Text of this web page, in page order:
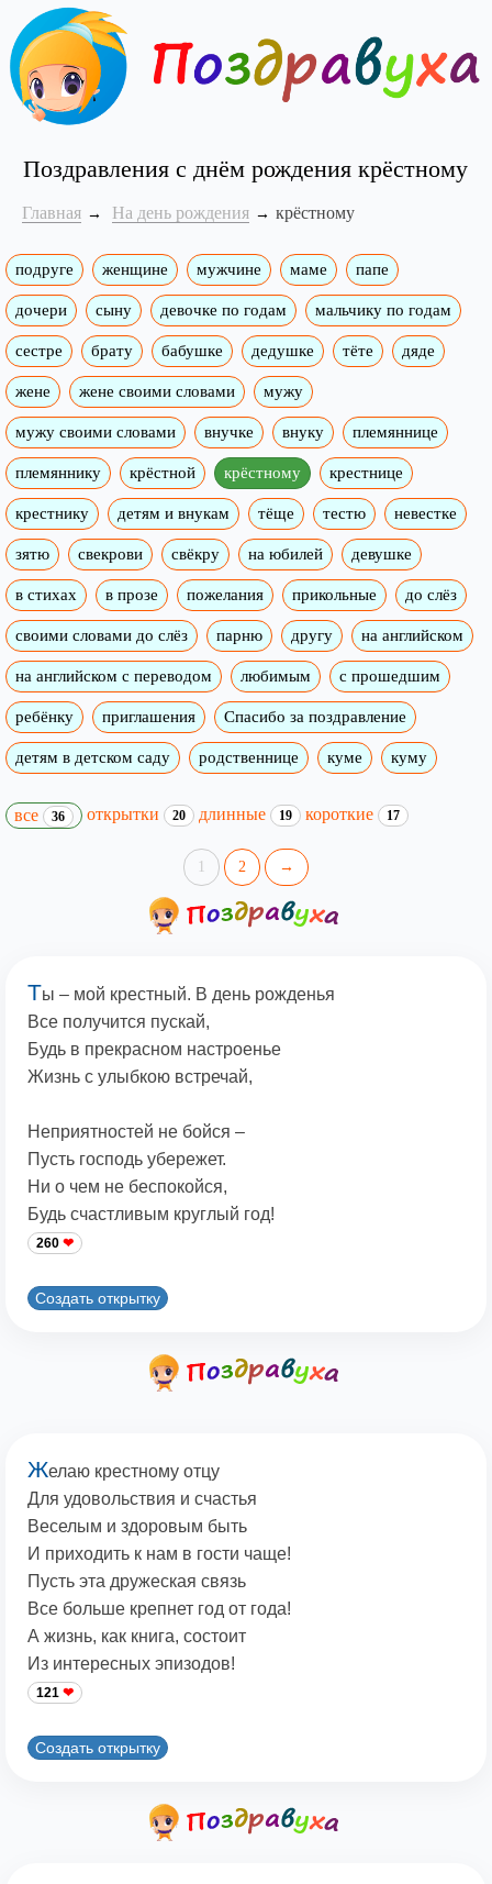
Поздравления с днём рождения крёстному
Главная На день рождения крёстному
подруге женщине мужчине маме папе
дочери сыну девочке по годам мальчику по годам
сестре брату бабушке дедушке тёте дяде
жене жене своими словами мужу
мужу своими словами внучке внуку племяннице
племяннику крёстной крёстному крестнице
крестнику детям и внукам тёще тестю невестке
зятю свекрови свёкру на юбилей девушке
в стихах в прозе пожелания прикольные до слёз
своими словами до слёз парню другу на английском
на английском с переводом любимым с прошедшим
ребёнку приглашения Спасибо за поздравление
детям в детском саду родственнице куме куму
все 36 открытки 20 длинные 19 короткие 17
1 2 →
Ты – мой крестный. В день рожденья
Все получится пускай,
Будь в прекрасном настроенье
Жизнь с улыбкою встречай,
Неприятностей не бойся –
Пусть господь убережет.
Ни о чем не беспокойся,
Будь счастливым круглый год!
260
Создать открытку
Желаю крестному отцу
Для удовольствия и счастья
Веселым и здоровым быть
И приходить к нам в гости чаще!
Пусть эта дружеская связь
Все больше крепнет год от года!
А жизнь, как книга, состоит
Из интересных эпизодов!
121
Создать открытку